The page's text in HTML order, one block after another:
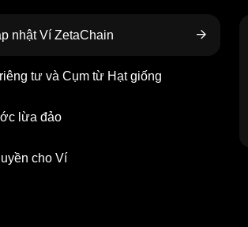
nhật Ví ZetaChain
tư và Cụm từ Hạt giống
lừa đảo
cho Ví